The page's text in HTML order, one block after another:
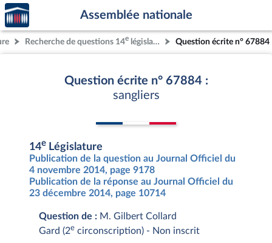
Aller au contenu
Aller en bas de la page
Accèder
à la
page
d'accueil
Assemblée nationale
Recherche de questions 14e législature Question écrite n° 67884
Question écrite n° 67884 :
sangliers
14e Législature
Publication de la question au Journal Officiel du
4 novembre 2014, page 9178
Publication de la réponse au Journal Officiel du
23 décembre 2014, page 10714
Question de : M. Gilbert Collard
Gard (2e circonscription) - Non inscrit